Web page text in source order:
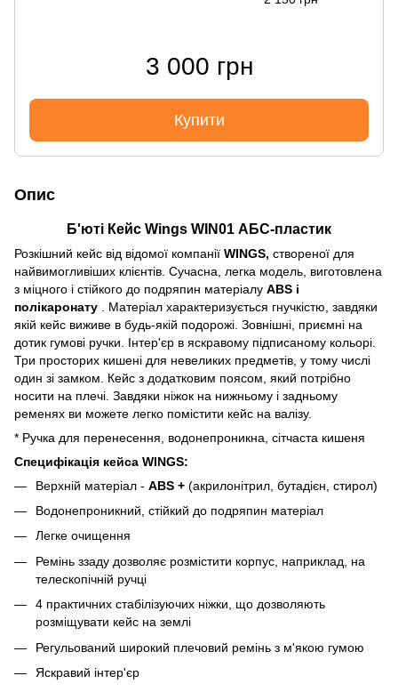
3 000 грн
Купити
Опис
Б'юті Кейс Wings WIN01 АБС-пластик
Розкішний кейс від відомої компанії WINGS, створеної для
найвимогливіших клієнтів. Сучасна, легка модель, виготовлена
з міцного і стійкого до подряпин матеріалу ABS і
полікаронату . Матеріал характеризується гнучкістю, завдяки
якій кейс виживе в будь-якій подорожі. Зовнішні, приємні на
дотик гумові ручки. Інтер'єр в яскравому підписаному кольорі.
Три просторих кишені для невеликих предметів, у тому числі
один зі замком. Кейс з додатковим поясом, який потрібно
носити на плечі. Завдяки ніжок на нижньому і задньому
ременях ви можете легко помістити кейс на валізу.
* Ручка для перенесення, водонепроникна, сітчаста кишеня
Специфікація кейса WINGS:
Верхній матеріал - ABS + (акрилонітрил, бутадієн, стирол)
Водонепроникний, стійкий до подряпин матеріал
Легке очищення
Ремінь ззаду дозволяє розмістити корпус, наприклад, на
телескопічній ручці
4 практичних стабілізуючих ніжки, що дозволяють
розміщувати кейс на землі
Регульований широкий плечовий ремінь з м'якою гумою
Яскравий інтер'єр